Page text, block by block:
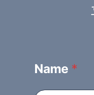
Name *